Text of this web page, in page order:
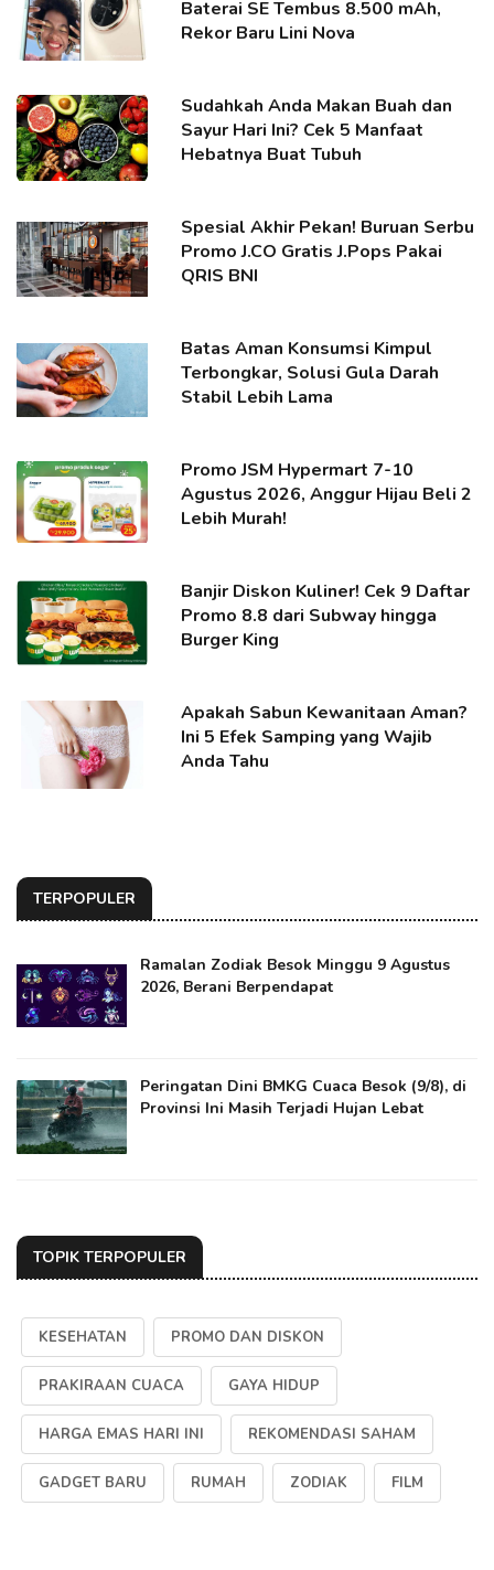
Baterai SE Tembus 8.500 mAh,
Rekor Baru Lini Nova
Sudahkah Anda Makan Buah dan
Sayur Hari Ini? Cek 5 Manfaat
Hebatnya Buat Tubuh
Spesial Akhir Pekan! Buruan Serbu
Promo J.CO Gratis J.Pops Pakai
QRIS BNI
Batas Aman Konsumsi Kimpul
Terbongkar, Solusi Gula Darah
Stabil Lebih Lama
Promo JSM Hypermart 7-10
Agustus 2026, Anggur Hijau Beli 2
Lebih Murah!
Banjir Diskon Kuliner! Cek 9 Daftar
Promo 8.8 dari Subway hingga
Burger King
Apakah Sabun Kewanitaan Aman?
Ini 5 Efek Samping yang Wajib
Anda Tahu
TERPOPULER
Ramalan Zodiak Besok Minggu 9 Agustus
2026, Berani Berpendapat
Peringatan Dini BMKG Cuaca Besok (9/8), di
Provinsi Ini Masih Terjadi Hujan Lebat
TOPIK TERPOPULER
KESEHATAN PROMO DAN DISKON
PRAKIRAAN CUACA GAYA HIDUP
HARGA EMAS HARI INI REKOMENDASI SAHAM
GADGET BARU RUMAH ZODIAK FILM